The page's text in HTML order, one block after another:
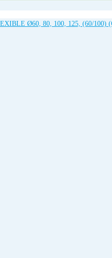
Ø60, 80, 100, 125, (60/100)